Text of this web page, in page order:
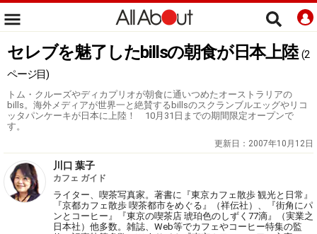
セレブを魅了したbillsの朝食が日本上陸 (2
ページ目)
トム・クルーズやディカプリオが朝食に通いつめたオーストラリアの
bills。海外メディアが世界一と絶賛するbillsのスクランブルエッグやリコ
ッタパンケーキが日本に上陸！ 10月31日までの期間限定オープンで
す。
更新日： 2007年10月12日
川口 葉子
カフェ ガイド
ライター、喫茶写真家。著書に『東京カフェ散歩 観光と日常』
『京都カフェ散歩 喫茶都市をめぐる』（祥伝社）、『街角にパ
ンとコーヒー』『東京の喫茶店 琥珀色のしずく77滴』（実業之
日本社）他多数。雑誌、Web等でカフェやコーヒー特集の監